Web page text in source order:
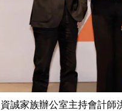
誠家族辦公室主持會計